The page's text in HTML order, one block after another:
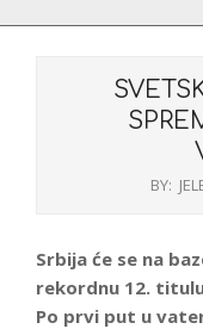
BY:
Srbija će se na
rekordnu 12.
Po prvi put u